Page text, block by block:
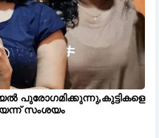
പുരോഗമിക്കുന്നു,കുട്ടികളെ
സംശയം